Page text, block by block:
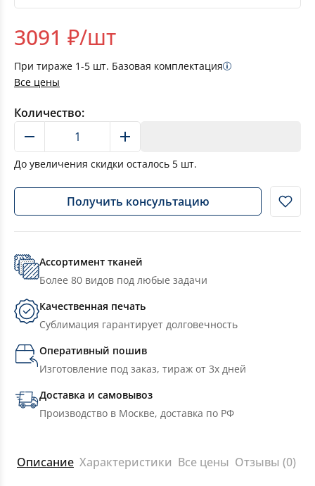
3091 ₽/шт
При тираже 1-5 шт. Базовая комплектация
Все цены
Количество:
До увеличения скидки осталось 5 шт.
Получить консультацию
Ассортимент тканей
Более 80 видов под любые задачи
Качественная печать
Сублимация гарантирует долговечность
Оперативный пошив
Изготовление под заказ, тираж от 3х дней
Доставка и самовывоз
Производство в Москве, доставка по РФ
Описание Характеристики Все цены Отзывы (0)